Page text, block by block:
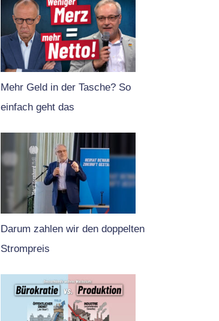
Mehr Geld in der Tasche? So
einfach geht das
Darum zahlen wir den doppelten
Strompreis